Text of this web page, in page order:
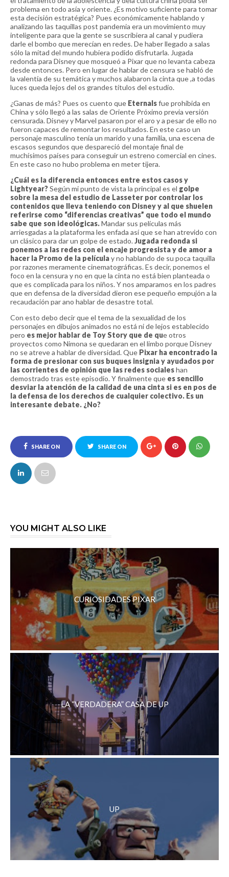
problema en todo asía y oriente. ¿Es motivo suficiente para tomar
esta decisión estratégica? Pues económicamente hablando y
analizando las taquillas post pandemia era un movimiento muy
inteligente para que la gente se suscribiera al canal y pudiera
darle el bombo que merecían en redes. De haber llegado a salas
sólo la mitad del mundo hubiera podido disfrutarla. Jugada
redonda para Disney que mosqueó a Pixar que no levanta cabeza
desde entonces. Pero en lugar de hablar de censura se habló de
la valentía de su temática y muchos alabaron la cinta que ,a todas
luces queda lejos del os grandes títulos del estudio.
¿Ganas de más? Pues os cuento que Eternalsfue prohibida en
China y sólo llegó a las salas de Oriente Próximo previa versión
censurada. Disney y Marvel pasaron por el aro y a pesar de ello no
fueron capaces de remontar los resultados. En este caso un
personaje masculino tenía un marido y una familia, una escena de
escasos segundos que despareció del montaje final de
muchísimos países para conseguir un estreno comercial en cines.
En este caso no hubo problema en meter tijera.
¿Cuál es la diferencia entonces entre estos casos y
Lightyear?Según mi punto de vista la principal es el golpe
sobre la mesa del estudio de Lasseter por controlar los
contenidos que lleva teniendo con Disney y al que shuelen
referirse como “diferencias creativas” que todo el mundo
sabe que son ideológicas.Mandar sus películas más
arriesgadas a la plataforma les enfada así que se han atrevido con
un clásico para dar un golpe de estado.Jugada redonda si
ponemos a las redes con el encaje progresista y de amor a
hacer la Promo de la películay no hablando de su poca taquilla
por razones meramente cinematográficas. Es decir, ponemos el
foco en la censura y no en que la cinta no está bien planteada o
que es complicada para los niños. Y nos amparamos en los padres
que en defensa de la diversidad dieron ese pequeño empujón a la
recaudación par ano hablar de desastre total.
Con esto debo decir que el tema de la sexualidad de los
personajes en dibujos animados no está ni de lejos establecido
pero es mejor hablar de Toy Story que de que otros
proyectos como Nimona se quedaran en el limbo porque Disney
no se atreve a hablar de diversidad. Que Pixar ha encontrado la
forma de presionar con sus buques insignia y ayudados por
las corrientes de opinión que las redes socialeshan
demostrado tras este episodio. Y finalmente que es sencillo
desviar la atención de la calidad de una cinta si es en pos de
la defensa de los derechos de cualquier colectivo. Es un
interesante debate. ¿No?
SHARE ON
FACEBOOK
SHARE ON
YOU MIGHT ALSO LIKE
CURIOSIDADES PIXAR
LA “VERDADERA” CASA DE UP
UP